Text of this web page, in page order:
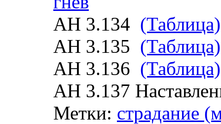
АН 3.134 (Таблица)
АН 3.135 (Таблица)
АН 3.136 (Таблица)
АН 3.137
Метки: страдание